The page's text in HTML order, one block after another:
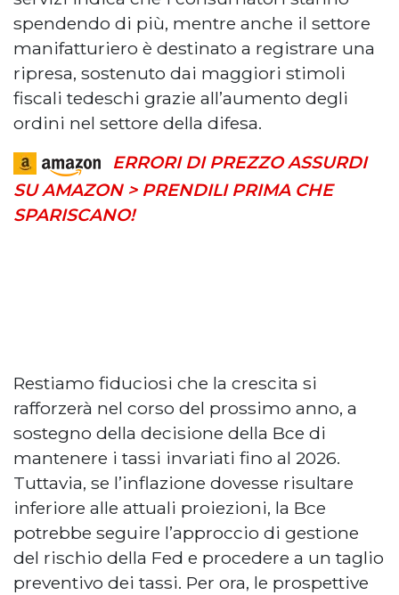
spendendo di più, mentre anche il settore
manifatturiero è destinato a registrare una
ripresa, sostenuto dai maggiori stimoli
fiscali tedeschi grazie all’aumento degli
ordini nel settore della difesa.
ERRORI DI PREZZO ASSURDI
SU AMAZON > PRENDILI PRIMA CHE
SPARISCANO!
Restiamo fiduciosi che la crescita si
rafforzerà nel corso del prossimo anno, a
sostegno della decisione della Bce di
mantenere i tassi invariati fino al 2026.
Tuttavia, se l’inflazione dovesse risultare
inferiore alle attuali proiezioni, la Bce
potrebbe seguire l’approccio di gestione
del rischio della Fed e procedere a un taglio
preventivo dei tassi. Per ora, le prospettive